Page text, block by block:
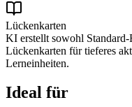
Lückenkarten
KI erstellt sowohl
Lückenkarten für tieferes
Lerneinheiten.
Ideal für